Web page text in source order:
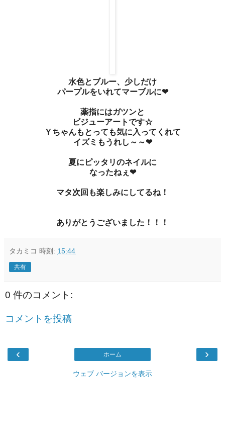
水色とブルー、少しだけ
パープルをいれてマーブルに❤
薬指にはガツンと
ビジューアートです☆
Ｙちゃんもとっても気に入ってくれて
イズミもうれし～～❤
夏にピッタリのネイルに
なったねぇ❤
マタ次回も楽しみにしてるね！
ありがとうございました！！！
タカミコ 時刻: 15:44
共有
0 件のコメント:
コメントを投稿
‹ ›
ホーム
ウェブ バージョンを表示